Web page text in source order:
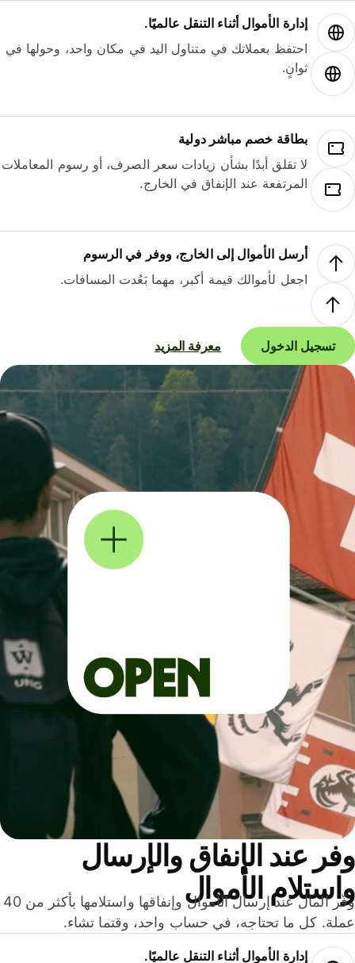
إدارة الأموال أثناء التنقل عالميًا.
احتفظ بعملاتك في متناول اليد في مكان واحد، وحولها في
ثوانٍ.
بطاقة خصم مباشر دولية
لا تقلق أبدًا بشأن زيادات سعر الصرف، أو رسوم المعاملات
المرتفعة عند الإنفاق في الخارج.
أرسل الأموال إلى الخارج، ووفر في الرسوم
اجعل لأموالك قيمة أكبر، مهما بَعُدت المسافات.
تسجيل الدخول معرفة المزيد
عند الإنفاق والإرسال
الأموال
وفّر المال عند إرسال الأموال وإنفاقها واستلامها بأكثر من 40
كل ما تحتاجه، في حساب واحد، وقتما تشاء.
إدارة الأموال أثناء التنقل عالميًا.